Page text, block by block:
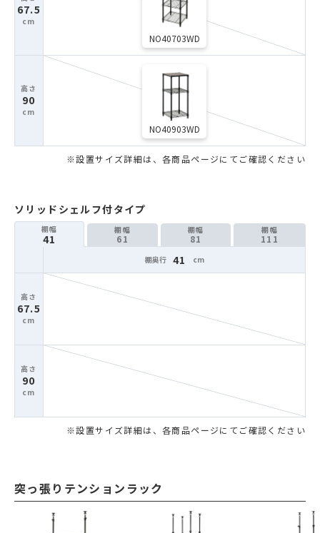
67.5
NO40703WD
90
NO40903WD
ソリッドシェルフ付タイプ
41 61 81 111
41
67.5
90
突っ張りテンションラック